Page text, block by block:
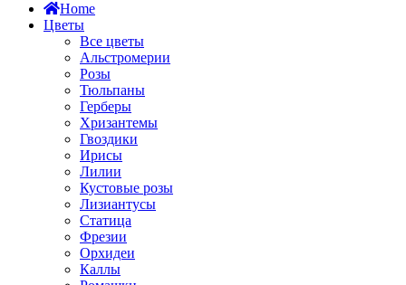
Home
Цветы
Все цветы
Альстромерии
Розы
Тюльпаны
Герберы
Хризантемы
Гвоздики
Ирисы
Лилии
Кустовые розы
Лизиантусы
Статица
Фрезии
Орхидеи
Каллы